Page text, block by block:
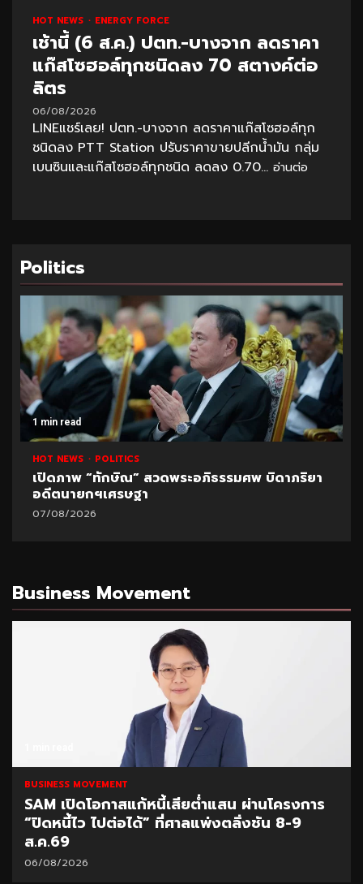
HOT NEWS ENERGY FORCE
เช้านี้ (6 ส.ค.) ปตท.-บางจาก ลดราคา
แก๊สโซฮอล์ทุกชนิดลง 70 สตางค์ต่อ
ลิตร
06/08/2026
LINEแชร์เลย! ปตท.-บางจาก ลดราคาแก๊สโซฮอล์ทุก
ชนิดลง PTT Station ปรับราคาขายปลีกน้ำมัน กลุ่ม
เบนซินและแก๊สโซฮอล์ทุกชนิด ลดลง 0.70... อ่านต่อ
Politics
1 min read
HOT NEWS POLITICS
เปิดภาพ “ทักษิณ” สวดพระอภิธรรมศพ บิดาภริยา
อดีตนายกฯเศรษฐา
07/08/2026
Business Movement
BUSINESS MOVEMENT
SAM เปิดโอกาสแก้หนี้เสียต่ำแสน ผ่านโครงการ
“ปิดหนี้ไว ไปต่อได้” ที่ศาลแพ่งตลิ่งชัน 8-9
ส.ค.69
06/08/2026